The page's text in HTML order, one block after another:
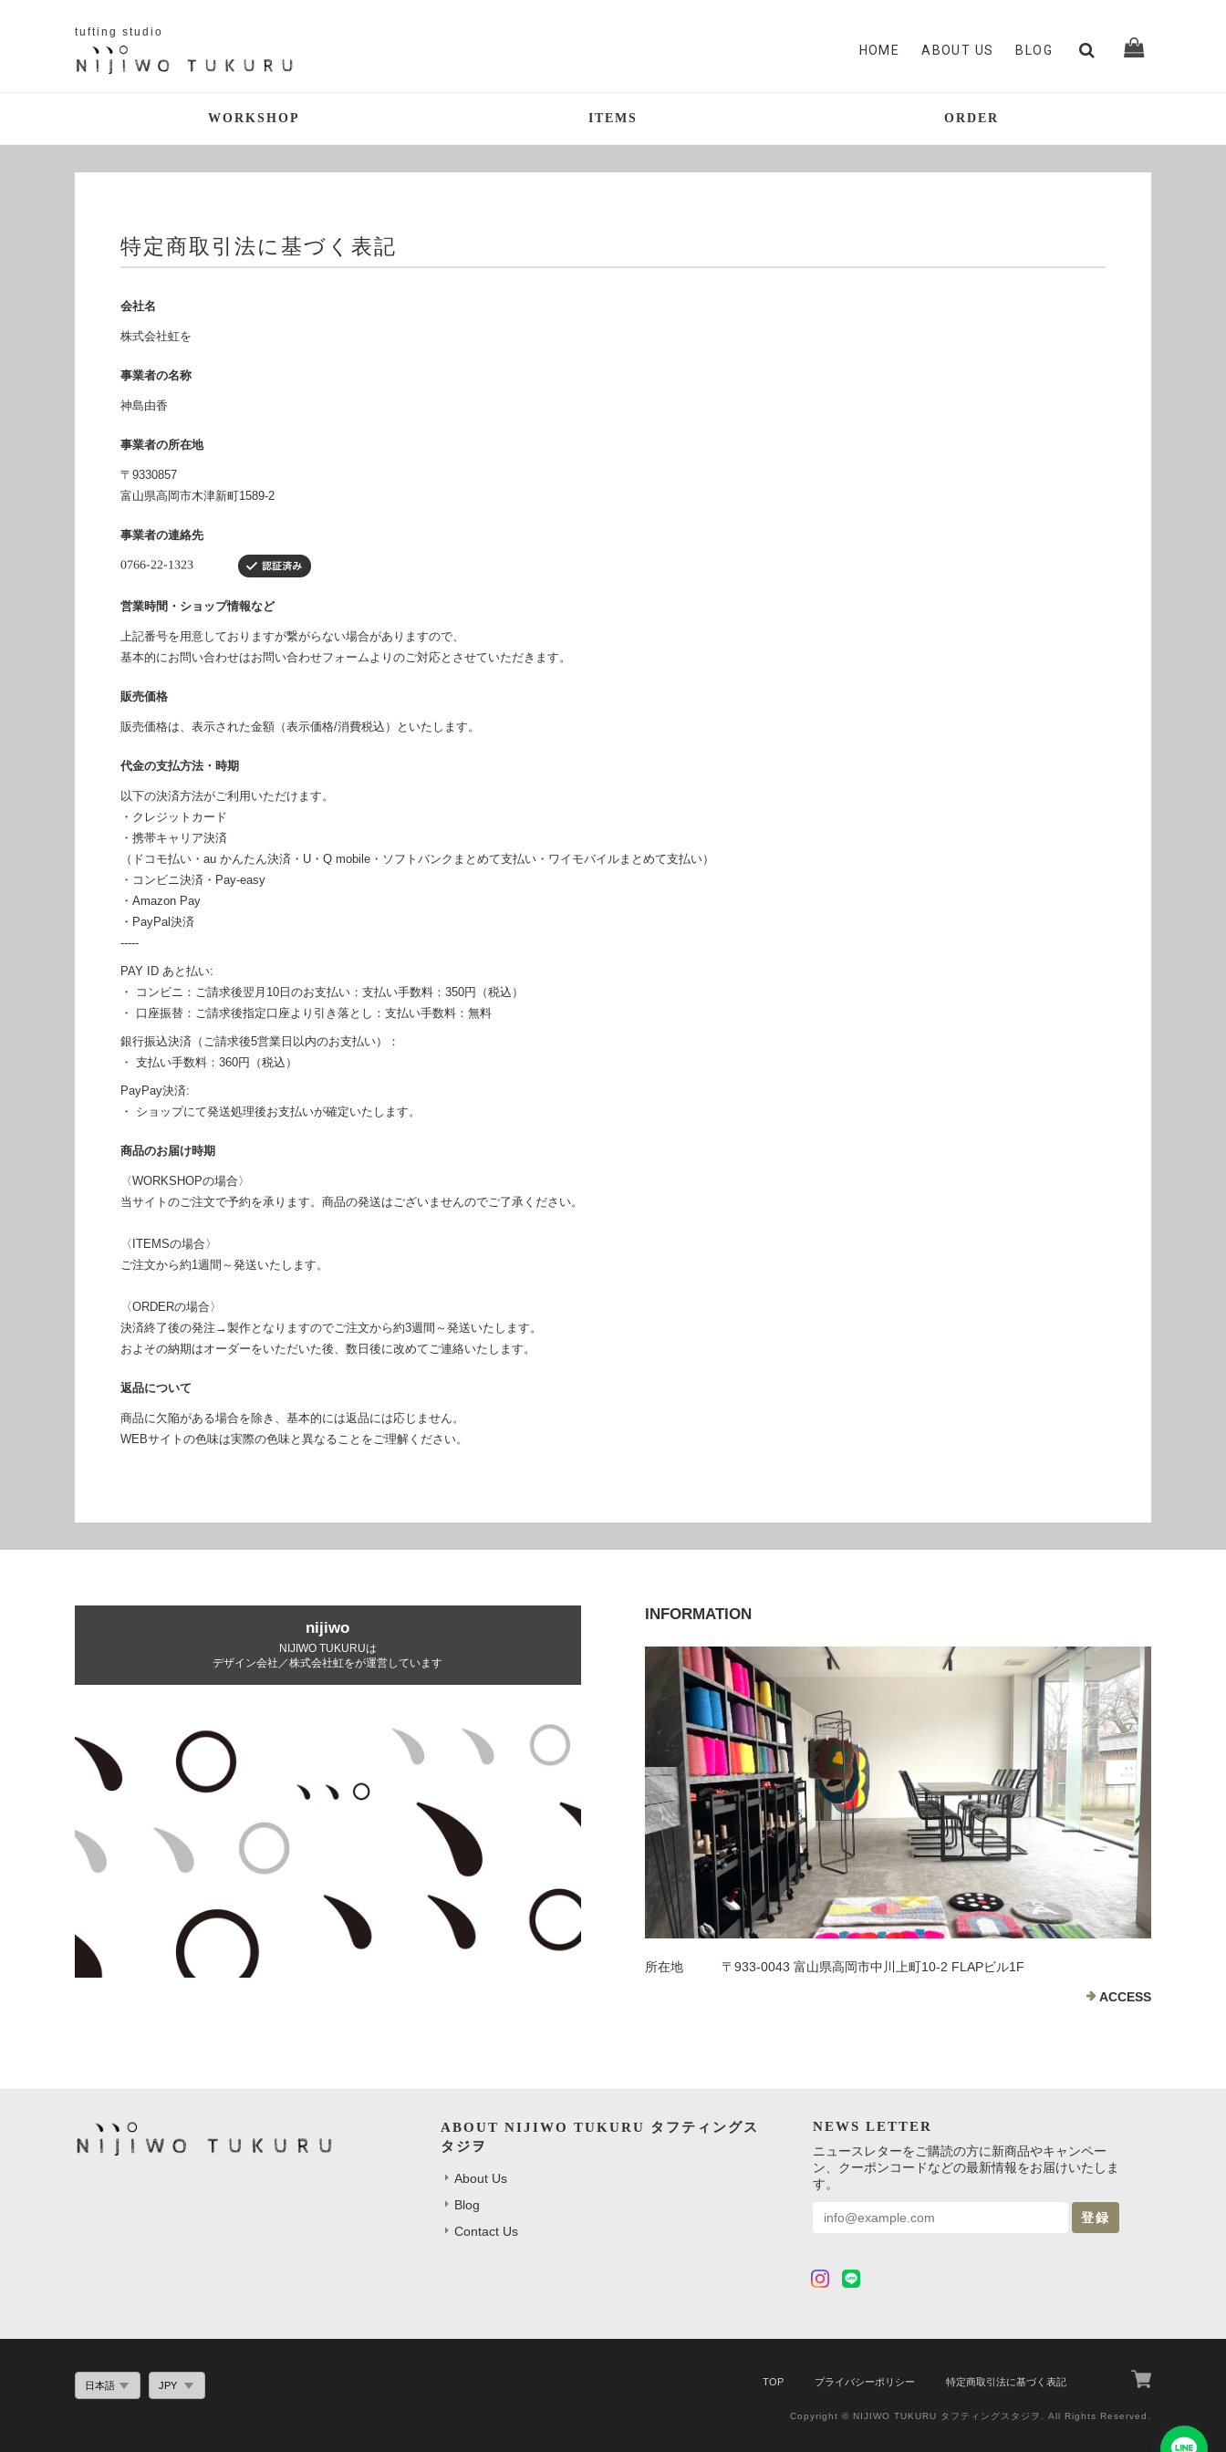
tufting studio
HOME ABOUT US BLOG
WORKSHOP ITEMS ORDER
特定商取引法に基づく表記
会社名
株式会社虹を
事業者の名称
神島由香
事業者の所在地
〒9330857
富山県高岡市木津新町1589-2
事業者の連絡先
営業時間・ショップ情報など
上記番号を用意しておりますが繋がらない場合がありますので、
基本的にお問い合わせはお問い合わせフォームよりのご対応とさせていただきます。
販売価格
販売価格は、表示された金額（表示価格/消費税込）といたします。
代金の支払方法・時期
以下の決済方法がご利用いただけます。
・クレジットカード
・携帯キャリア決済
（ドコモ払い・au かんたん決済・U・Q mobile・ソフトバンクまとめて支払い・ワイモバイルまとめて支払い）
・コンビニ決済・Pay-easy
・Amazon Pay
・PayPal決済
-----
PAY ID あと払い:
・ コンビニ：ご請求後翌月10日のお支払い：支払い手数料：350円（税込）
・ 口座振替：ご請求後指定口座より引き落とし：支払い手数料：無料
銀行振込決済（ご請求後5営業日以内のお支払い）：
・ 支払い手数料：360円（税込）
PayPay決済:
・ ショップにて発送処理後お支払いが確定いたします。
商品のお届け時期
〈WORKSHOPの場合〉
当サイトのご注文で予約を承ります。商品の発送はございませんのでご了承ください。
〈ITEMSの場合〉
ご注文から約1週間～発送いたします。
〈ORDERの場合〉
決済終了後の発注→製作となりますのでご注文から約3週間～発送いたします。
およその納期はオーダーをいただいた後、数日後に改めてご連絡いたします。
返品について
商品に欠陥がある場合を除き、基本的には返品には応じません。
WEBサイトの色味は実際の色味と異なることをご理解ください。
nijiwo
NIJIWO TUKURUは
デザイン会社／株式会社虹をが運営しています
INFORMATION
所在地 〒933-0043 富山県高岡市中川上町10-2 FLAPビル1F
ACCESS
ABOUT NIJIWO TUKURU タフティングス
タジヲ
About Us
Blog
Contact Us
NEWS LETTER
ニュースレターをご購読の方に新商品やキャンペー
ン、クーポンコードなどの最新情報をお届けいたしま
す。
登録
TOP プライバシーポリシー 特定商取引法に基づく表記
Copyright © NIJIWO TUKURU タフティングスタジヲ. All Rights Reserved.